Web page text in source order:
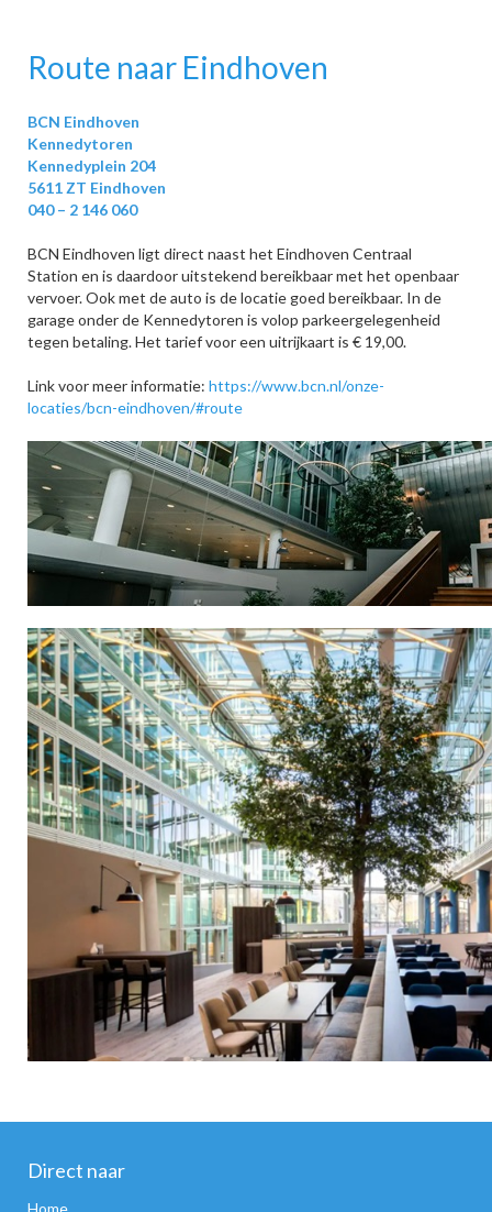
Route naar Eindhoven
BCN Eindhoven
Kennedytoren
Kennedyplein 204
5611 ZT Eindhoven
040 – 2 146 060
BCN Eindhoven ligt direct naast het Eindhoven Centraal
Station en is daardoor uitstekend bereikbaar met het openbaar
vervoer. Ook met de auto is de locatie goed bereikbaar. In de
garage onder de Kennedytoren is volop parkeergelegenheid
tegen betaling. Het tarief voor een uitrijkaart is € 19,00.
Link voor meer informatie: https://www.bcn.nl/onze-
locaties/bcn-eindhoven/#route
Direct naar
Home